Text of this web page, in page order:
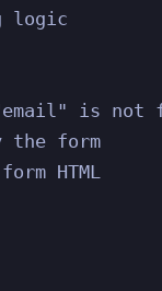
logic
is not
the form
HTML